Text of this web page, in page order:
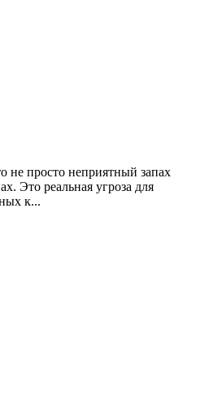
не просто неприятный запах
Это реальная угроза для
к...